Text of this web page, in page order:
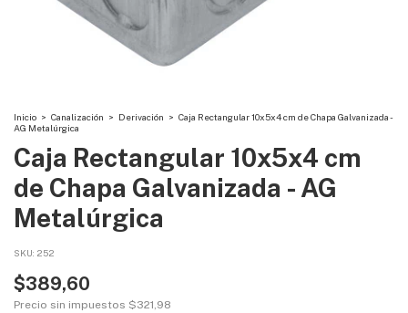
Inicio > Canalización > Derivación > Caja Rectangular 10x5x4 cm de Chapa Galvanizada -
AG Metalúrgica
Caja Rectangular 10x5x4 cm
de Chapa Galvanizada - AG
Metalúrgica
SKU: 252
$389,60
Precio sin impuestos $321,98